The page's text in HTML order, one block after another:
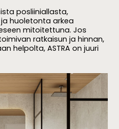
posliiniallasta,
huoletonta arkea
mitoitettuna. Jos
ratkaisun ja hinnan,
helpolta, ASTRA on juuri